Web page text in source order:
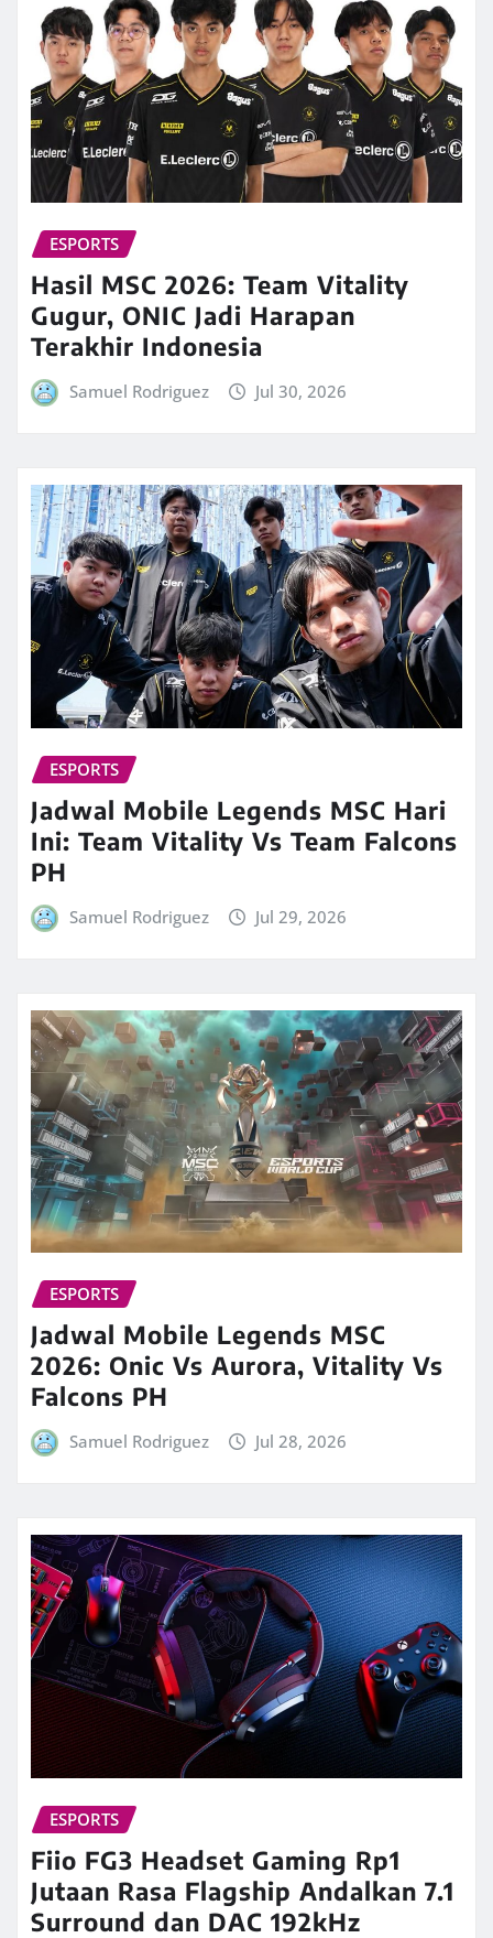
ESPORTS
Hasil MSC 2026: Team Vitality
Gugur, ONIC Jadi Harapan
Terakhir Indonesia
Samuel Rodriguez Jul 30, 2026
ESPORTS
Jadwal Mobile Legends MSC Hari
Ini: Team Vitality Vs Team Falcons
PH
Samuel Rodriguez Jul 29, 2026
ESPORTS
Jadwal Mobile Legends MSC
2026: Onic Vs Aurora, Vitality Vs
Falcons PH
Samuel Rodriguez Jul 28, 2026
ESPORTS
Fiio FG3 Headset Gaming Rp1
Jutaan Rasa Flagship Andalkan 7.1
Surround dan DAC 192kHz